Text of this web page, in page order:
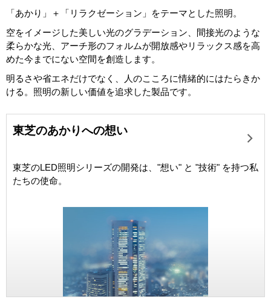
「あかり」＋「リラクゼーション」をテーマとした照明。
空をイメージした美しい光のグラデーション、間接光のような
柔らかな光、アーチ形のフォルムが開放感やリラックス感を高
めた今までにない空間を創造します。
明るさや省エネだけでなく、人のこころに情緒的にはたらきか
ける。照明の新しい価値を追求した製品です。
東芝のあかりへの想い
東芝のLED照明シリーズの開発は、"想い" と "技術" を持つ私
たちの使命。